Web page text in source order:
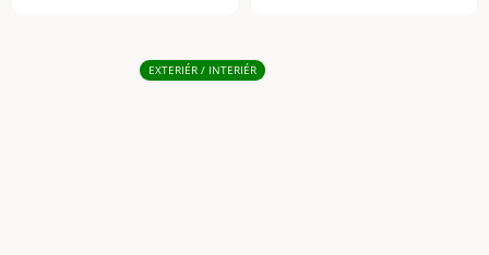
EXTERIÉR / INTERIÉR